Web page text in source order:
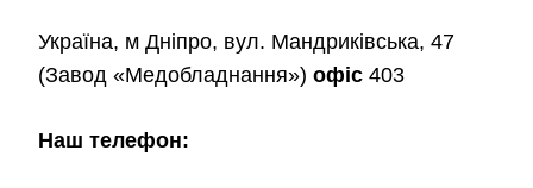
Україна, м Дніпро, вул. Мандриківська, 47
(Завод «Медобладнання») офіс 403
Наш телефон: